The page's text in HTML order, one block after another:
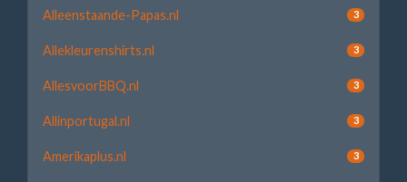
Alleenstaande-Papas.nl 3
Allekleurenshirts.nl 3
AllesvoorBBQ.nl 3
Allinportugal.nl 3
Amerikaplus.nl 3